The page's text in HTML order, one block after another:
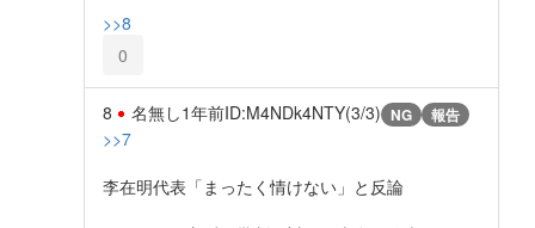
>>8
0
8 名無し1年前ID:M4NDk4NTY(3/3) NG 報告
>>7
李在明代表「まったく情けない」と反論